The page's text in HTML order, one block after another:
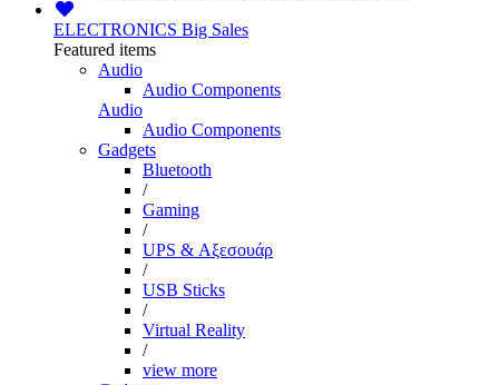
ELECTRONICS Big Sales
Featured items
Audio
Audio Components
Audio
Audio Components
Gadgets
Bluetooth
/
Gaming
/
UPS & Αξεσουάρ
/
USB Sticks
/
Virtual Reality
/
view more